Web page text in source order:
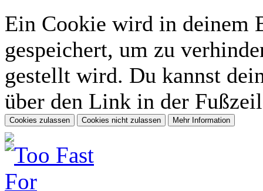
Ein Cookie wird in deinem
gespeichert, um zu
gestellt wird. Du kannst
über den Link in der